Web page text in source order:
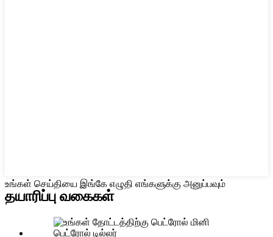
உங்கள் செய்தியை இங்கே எழுதி எங்களுக்கு அனுப்பவும்
தயாரிப்பு வகைகள்